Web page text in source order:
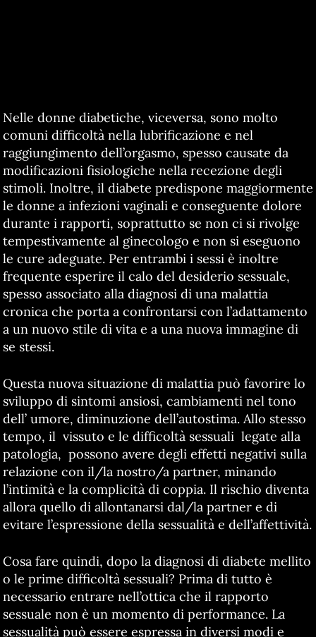
Nelle donne diabetiche, viceversa, sono molto
comuni difficoltà nella lubrificazione e nel
raggiungimento dell’orgasmo, spesso causate da
modificazioni fisiologiche nella recezione degli
stimoli. Inoltre, il diabete predispone maggiormente
le donne a infezioni vaginali e conseguente dolore
durante i rapporti, soprattutto se non ci si rivolge
tempestivamente al ginecologo e non si eseguono
le cure adeguate. Per entrambi i sessi è inoltre
frequente esperire il calo del desiderio sessuale,
spesso associato alla diagnosi di una malattia
cronica che porta a confrontarsi con l’adattamento
a un nuovo stile di vita e a una nuova immagine di
se stessi.
Questa nuova situazione di malattia può favorire lo
sviluppo di sintomi ansiosi, cambiamenti nel tono
dell’ umore, diminuzione dell’autostima. Allo stesso
tempo, il vissuto e le difficoltà sessuali legate alla
patologia, possono avere degli effetti negativi sulla
relazione con il/la nostro/a partner, minando
l’intimità e la complicità di coppia. Il rischio diventa
allora quello di allontanarsi dal/la partner e di
evitare l’espressione della sessualità e dell’affettività.
Cosa fare quindi, dopo la diagnosi di diabete mellito
o le prime difficoltà sessuali? Prima di tutto è
necessario entrare nell’ottica che il rapporto
sessuale non è un momento di performance. La
sessualità può essere espressa in diversi modi e